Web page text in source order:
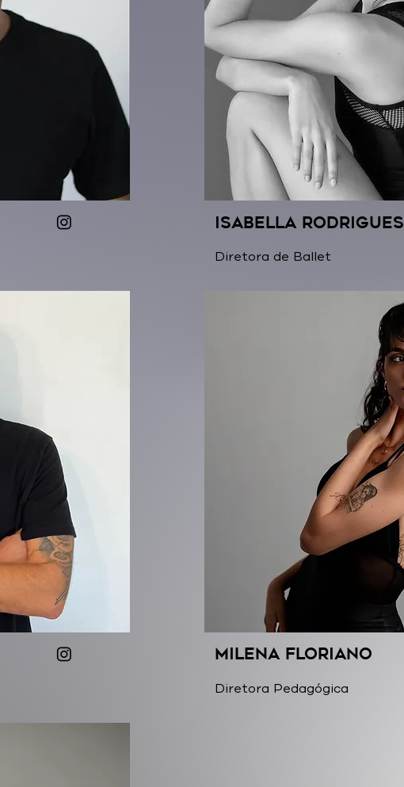
Isabella Rodrigues
Diretora de Ballet
Milena Floriano
Diretora Pedagógica